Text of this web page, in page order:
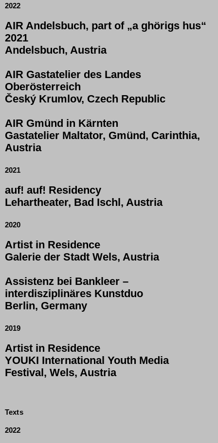
2022
AIR Andelsbuch, part of „a ghörigs hus“
2021
Andelsbuch, Austria
AIR Gastatelier des Landes
Oberösterreich
Český Krumlov, Czech Republic
AIR Gmünd in Kärnten
Gastatelier Maltator, Gmünd, Carinthia,
Austria
2021
auf! auf! Residency
Lehartheater, Bad Ischl, Austria
2020
Artist in Residence
Galerie der Stadt Wels, Austria
Assistenz bei Bankleer –
interdisziplinäres Kunstduo
Berlin, Germany
2019
Artist in Residence
YOUKI International Youth Media
Festival, Wels, Austria
Texts
2022